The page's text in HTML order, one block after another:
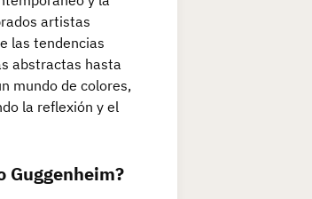
artistas
las tendencias
abstractas hasta
mundo de colores,
la reflexión y el
Guggenheim?